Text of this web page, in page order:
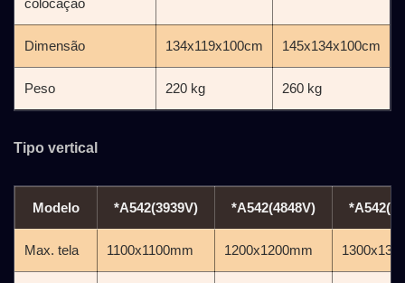
Dimensão 134x119x100cm 145x134x100cm
Peso 220 kg 260 kg
Tipo vertical
Modelo *A542(3939V) *A542(4848V)
Max. tela 1100x1100mm 1200x1200mm